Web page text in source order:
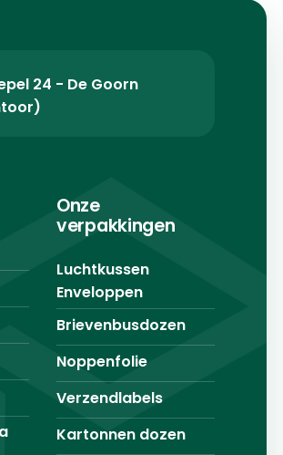
24 - De Goorn
Onze
verpakkingen
Luchtkussen
Enveloppen
Brievenbusdozen
Noppenfolie
Verzendlabels
Kartonnen dozen